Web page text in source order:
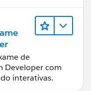
de
Developer com
interativas.